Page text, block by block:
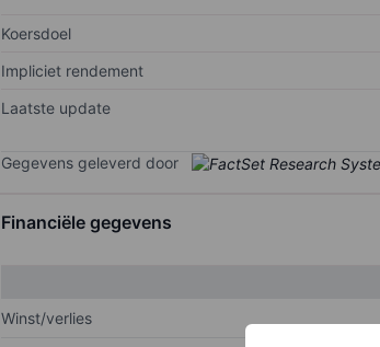
Koersdoel
Impliciet rendement
Laatste update
Gegevens geleverd door
Financiële gegevens
Winst/verlies